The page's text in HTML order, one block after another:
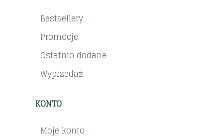
Bestsellery
Promocje
Ostatnio dodane
Wyprzedaż
KONTO
Moje konto